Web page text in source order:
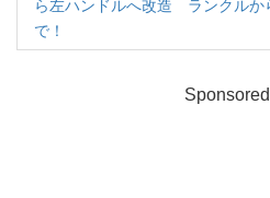
ら左ハンドルへ改造 ランクルか
で！